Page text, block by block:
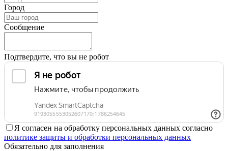
Город
Сообщение
Подтвердите, что вы не робот
Я согласен на обработку персональных данных согласно
политике защиты и обработки персональных данных
Обязательно для заполнения